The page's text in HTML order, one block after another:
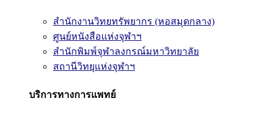
สำนักงานวิทยทรัพยากร (หอสมุดกลาง)
ศูนย์หนังสือแห่งจุฬาฯ
สำนักพิมพ์จุฬาลงกรณ์มหาวิทยาลัย
สถานีวิทยุแห่งจุฬาฯ
บริการทางการแพทย์